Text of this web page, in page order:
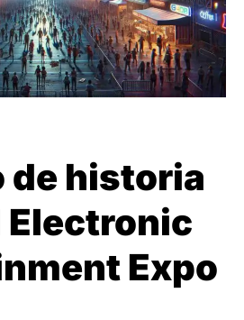
de historia
Electronic
Expo